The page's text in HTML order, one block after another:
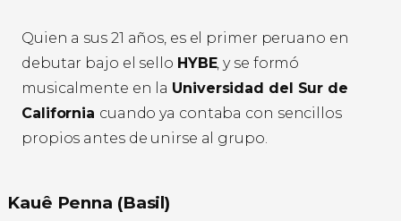
Quien a sus 21 años, es el primer peruano en
debutar bajo el sello HYBE, y se formó
musicalmente en la Universidad del Sur de
California cuando ya contaba con sencillos
propios antes de unirse al grupo.
Kauê Penna (Basil)